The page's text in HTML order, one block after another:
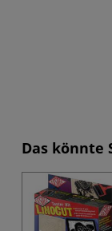
Das könnte